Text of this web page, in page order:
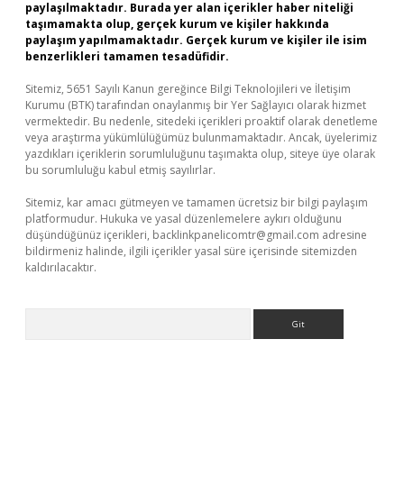
paylaşılmaktadır. Burada yer alan içerikler haber niteliği
taşımamakta olup, gerçek kurum ve kişiler hakkında
paylaşım yapılmamaktadır. Gerçek kurum ve kişiler ile isim
benzerlikleri tamamen tesadüfidir.
Sitemiz, 5651 Sayılı Kanun gereğince Bilgi Teknolojileri ve İletişim
Kurumu (BTK) tarafından onaylanmış bir Yer Sağlayıcı olarak hizmet
vermektedir. Bu nedenle, sitedeki içerikleri proaktif olarak denetleme
veya araştırma yükümlülüğümüz bulunmamaktadır. Ancak, üyelerimiz
yazdıkları içeriklerin sorumluluğunu taşımakta olup, siteye üye olarak
bu sorumluluğu kabul etmiş sayılırlar.
Sitemiz, kar amacı gütmeyen ve tamamen ücretsiz bir bilgi paylaşım
platformudur. Hukuka ve yasal düzenlemelere aykırı olduğunu
düşündüğünüz içerikleri, backlinkpanelicomtr@gmail.com adresine
bildirmeniz halinde, ilgili içerikler yasal süre içerisinde sitemizden
kaldırılacaktır.